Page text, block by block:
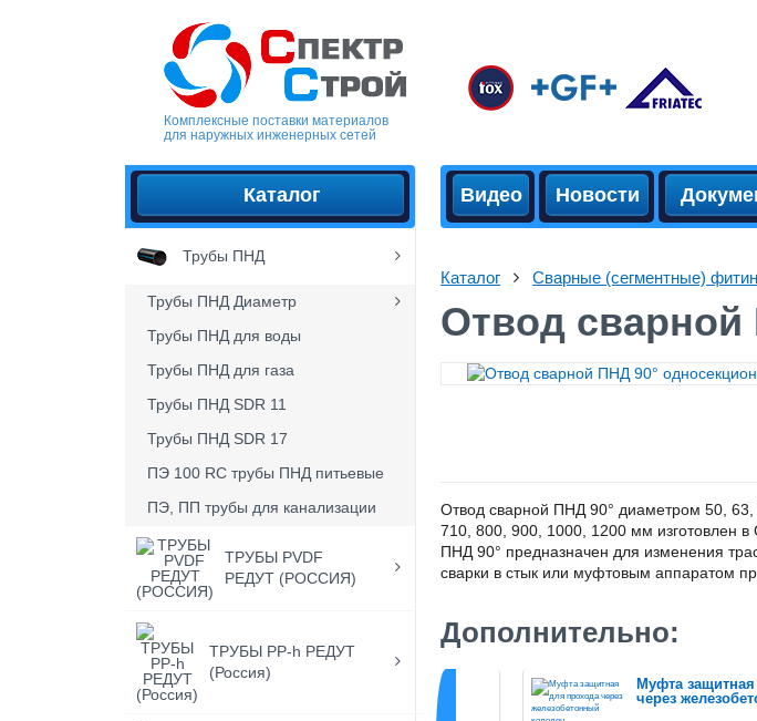
Комплексные поставки материалов
для наружных инженерных сетей
Каталог
Трубы ПНД
Трубы ПНД Диаметр
Трубы ПНД для воды
Трубы ПНД для газа
Трубы ПНД SDR 11
Трубы ПНД SDR 17
ПЭ 100 RC трубы ПНД питьевые
ПЭ, ПП трубы для канализации
ТРУБЫ PVDF
РЕДУТ (РОССИЯ)
ТРУБЫ PP-h РЕДУТ
(Россия)
Видео Новости
Каталог Сварные (сегментные)
Отвод
Отвод сварной ПНД 90° диаметром 50,
710, 800, 900, 1000, 1200 мм изготовлен
ПНД 90° предназначен для изменения
сварки в стык или муфтовым аппаратом
Дополнительно:
Переход сварной в стык ПНД
Муфта
через